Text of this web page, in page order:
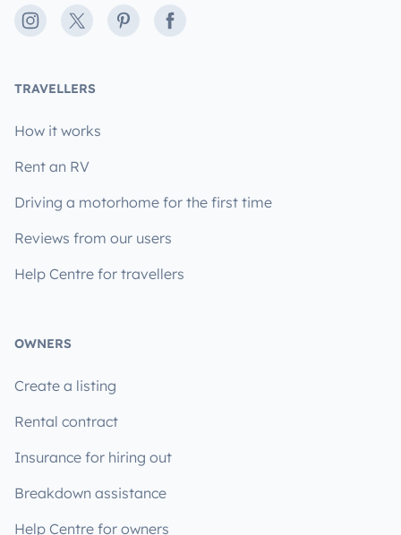
Instagram
X PinterestFacebook
TRAVELLERS
How it works
Rent an RV
Driving a motorhome for the first time
Reviews from our users
Help Centre for travellers
OWNERS
Create a listing
Rental contract
Insurance for hiring out
Breakdown assistance
Help Centre for owners